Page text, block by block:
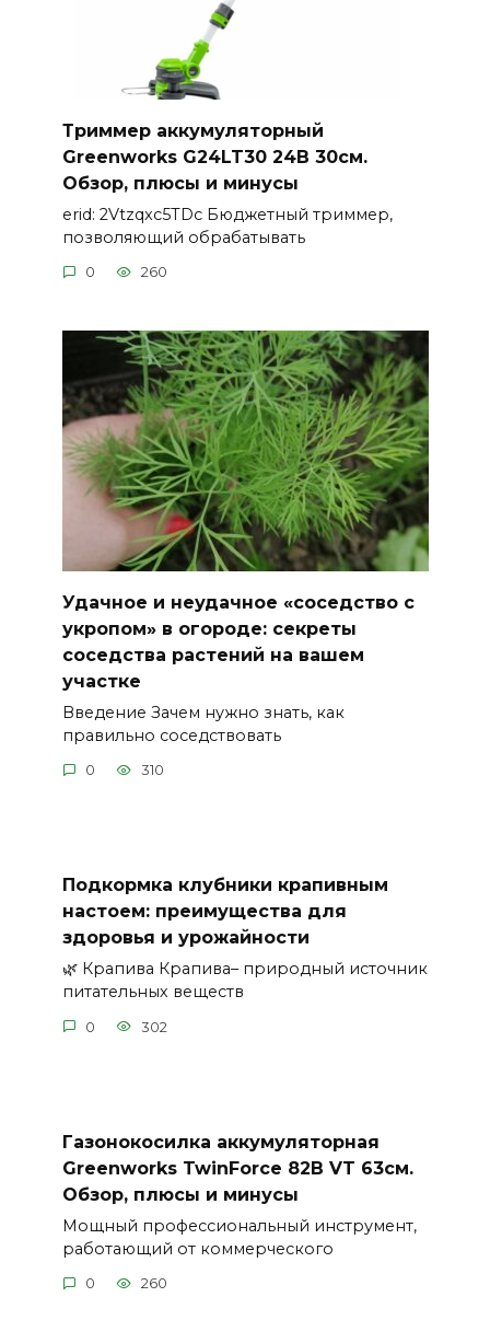
Триммер аккумуляторный
Greenworks G24LT30 24В 30см.
Обзор, плюсы и минусы
erid: 2Vtzqxc5TDc Бюджетный триммер,
позволяющий обрабатывать
0 260
Удачное и неудачное «соседство с
укропом» в огороде: секреты
соседства растений на вашем
участке
Введение Зачем нужно знать, как
правильно соседствовать
0 310
Подкормка клубники крапивным
настоем: преимущества для
здоровья и урожайности
🌿 Крапива Крапива– природный источник
питательных веществ
0 302
Газонокосилка аккумуляторная
Greenworks TwinForce 82В VT 63см.
Обзор, плюсы и минусы
Мощный профессиональный инструмент,
работающий от коммерческого
0 260